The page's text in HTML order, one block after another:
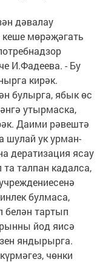
дәвалау
мөрәҗәгать
И.Фадеева. - Бу
кирәк.
булырга, ябык өс
утырмаска,
Даими рәвештә
шулай ук урман-
дератизация ясау
талпан кадалса,
булмаса,
белән тартып
йод яисә
яндырырга.
чөнки